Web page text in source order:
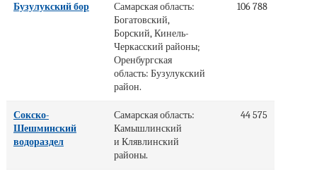
Бузулукский бор
Самарская область:
Богатовский,
Борский, Кинель-
Черкасский районы;
Оренбургская
область: Бузулукский
район.
106 788
Сокско-
Шешминский
водораздел
Самарская область:
Камышлинский
и Клявлинский
районы.
44 575